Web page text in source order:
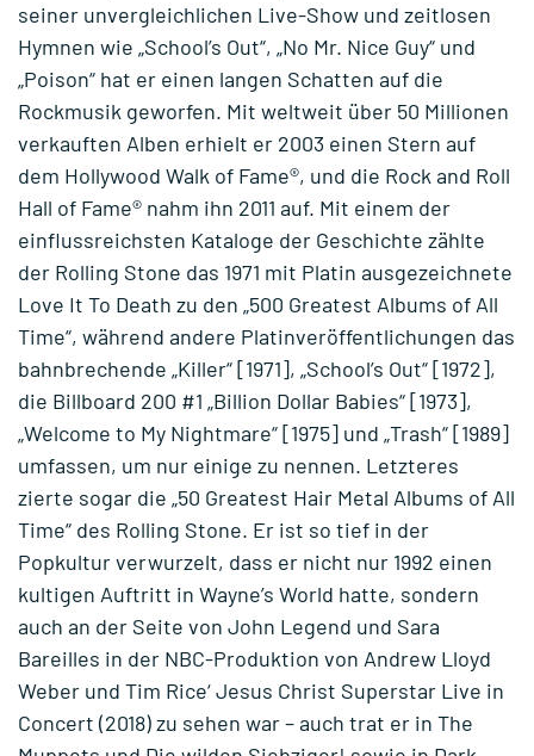
seiner unvergleichlichen Live-Show und zeitlosen
Hymnen wie „School’s Out“, „No Mr. Nice Guy“ und
„Poison“ hat er einen langen Schatten auf die
Rockmusik geworfen. Mit weltweit über 50 Millionen
verkauften Alben erhielt er 2003 einen Stern auf
dem Hollywood Walk of Fame®, und die Rock and Roll
Hall of Fame® nahm ihn 2011 auf. Mit einem der
einflussreichsten Kataloge der Geschichte zählte
der Rolling Stone das 1971 mit Platin ausgezeichnete
Love It To Death zu den „500 Greatest Albums of All
Time“, während andere Platinveröffentlichungen das
bahnbrechende „Killer“ [1971], „School’s Out“ [1972],
die Billboard 200 #1 „Billion Dollar Babies“ [1973],
„Welcome to My Nightmare“ [1975] und „Trash“ [1989]
umfassen, um nur einige zu nennen. Letzteres
zierte sogar die „50 Greatest Hair Metal Albums of All
Time“ des Rolling Stone. Er ist so tief in der
Popkultur verwurzelt, dass er nicht nur 1992 einen
kultigen Auftritt in Wayne’s World hatte, sondern
auch an der Seite von John Legend und Sara
Bareilles in der NBC-Produktion von Andrew Lloyd
Weber und Tim Rice‘ Jesus Christ Superstar Live in
Concert (2018) zu sehen war – auch trat er in The